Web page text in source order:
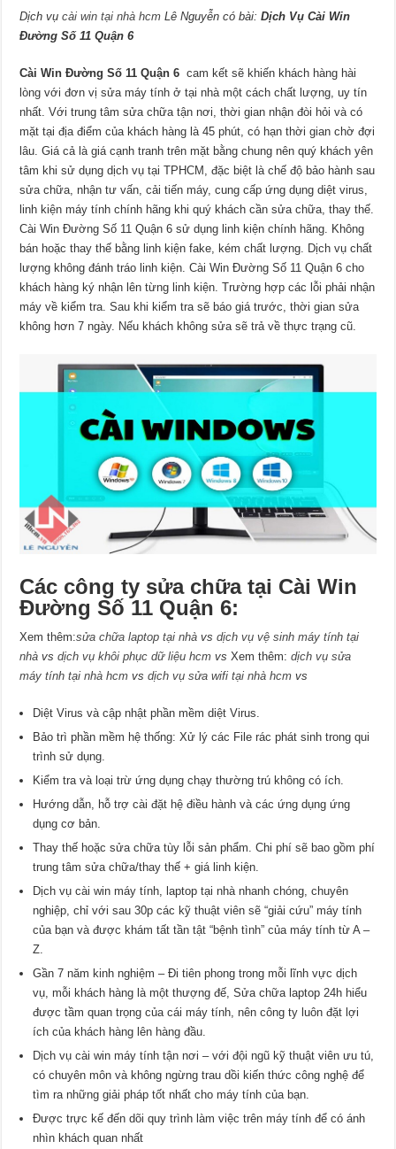
Dịch vụ cài win tại nhà hcm Lê Nguyễn có bài:Dịch Vụ Cài Win
Đường Số 11 Quận 6
Cài Win Đường Số 11 Quận 6 cam kết sẽ khiến khách hàng hài
lòng với đơn vị sửa máy tính ở tại nhà một cách chất lượng, uy tín
nhất. Với trung tâm sửa chữa tận nơi, thời gian nhận đòi hỏi và có
mặt tại địa điểm của khách hàng là 45 phút, có hạn thời gian chờ đợi
lâu. Giá cả là giá cạnh tranh trên mặt bằng chung nên quý khách yên
tâm khi sử dụng dịch vụ tại TPHCM, đặc biệt là chế độ bảo hành sau
sửa chữa, nhận tư vấn, cải tiến máy, cung cấp ứng dụng diệt virus,
linh kiện máy tính chính hãng khi quý khách cần sửa chữa, thay thế.
Cài Win Đường Số 11 Quận 6 sử dụng linh kiện chính hãng. Không
bán hoặc thay thế bằng linh kiện fake, kém chất lượng. Dịch vụ chất
lượng không đánh tráo linh kiện. Cài Win Đường Số 11 Quận 6 cho
khách hàng ký nhận lên từng linh kiện. Trường hợp các lỗi phải nhận
máy về kiểm tra. Sau khi kiểm tra sẽ báo giá trước, thời gian sửa
không hơn 7 ngày. Nếu khách không sửa sẽ trả về thực trạng cũ.
Các công ty sửa chữa tại Cài Win
Đường Số 11 Quận 6:
Xem thêm:sửa chữa laptop tại nhà vsdịch vụ vệ sinh máy tính tại
nhà vsdịch vụ khôi phục dữ liệu hcm vsXem thêm:dịch vụ sửa
máy tính tại nhà hcm vsdịch vụ sửa wifi tại nhà hcm vs
Diệt Virus và cập nhật phần mềm diệt Virus.
Bảo trì phần mềm hệ thống: Xử lý các File rác phát sinh trong qui
trình sử dụng.
Kiểm tra và loại trừ ứng dụng chạy thường trú không có ích.
Hướng dẫn, hỗ trợ cài đặt hệ điều hành và các ứng dụng ứng
dụng cơ bản.
Thay thế hoặc sửa chữa tùy lỗi sản phẩm. Chi phí sẽ bao gồm phí
trung tâm sửa chữa/thay thế + giá linh kiện.
Dịch vụ cài win máy tính, laptop tại nhà nhanh chóng, chuyên
nghiệp, chỉ với sau 30p các kỹ thuật viên sẽ “giải cứu” máy tính
của bạn và được khám tất tần tật “bệnh tình” của máy tính từ A –
Z.
Gần 7 năm kinh nghiệm – Đi tiên phong trong mỗi lĩnh vực dịch
vụ, mỗi khách hàng là một thượng đế, Sửa chữa laptop 24h hiểu
được tầm quan trọng của cái máy tính, nên công ty luôn đặt lợi
ích của khách hàng lên hàng đầu.
Dịch vụ cài win máy tính tận nơi – với đội ngũ kỹ thuật viên ưu tú,
có chuyên môn và không ngừng trau dồi kiến thức công nghệ để
tìm ra những giải pháp tốt nhất cho máy tính của bạn.
Được trực kế đến dõi quy trình làm việc trên máy tính để có ánh
nhìn khách quan nhất